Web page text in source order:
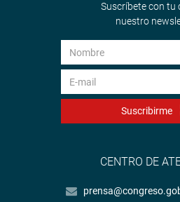
Suscríbete con tu
nuestro
Suscribirme
CENTRO DE